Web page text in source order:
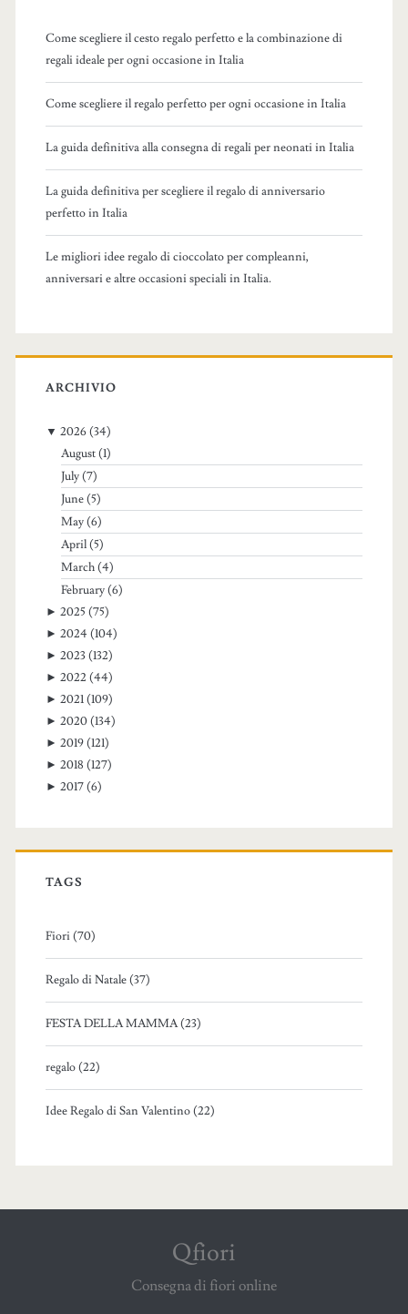
o
r
:
Come scegliere il cesto regalo perfetto e la combinazione di
regali ideale per ogni occasione in Italia
Come scegliere il regalo perfetto per ogni occasione in Italia
La guida definitiva alla consegna di regali per neonati in Italia
La guida definitiva per scegliere il regalo di anniversario
perfetto in Italia
Le migliori idee regalo di cioccolato per compleanni,
anniversari e altre occasioni speciali in Italia.
ARCHIVIO
▼ 2026 (34)
August (1)
July (7)
June (5)
May (6)
April (5)
March (4)
February (6)
► 2025 (75)
► 2024 (104)
► 2023 (132)
► 2022 (44)
► 2021 (109)
► 2020 (134)
► 2019 (121)
► 2018 (127)
► 2017 (6)
TAGS
Fiori (70)
Regalo di Natale (37)
FESTA DELLA MAMMA (23)
regalo (22)
Idee Regalo di San Valentino (22)
Qfiori
Consegna di fiori online